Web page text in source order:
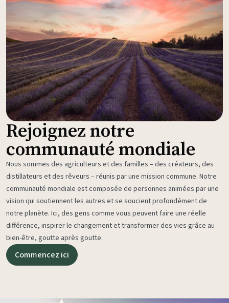
Rejoignez notre
communauté mondiale
Nous sommes des agriculteurs et des familles – des créateurs, des
distillateurs et des rêveurs – réunis par une mission commune. Notre
communauté mondiale est composée de personnes animées par une
vision qui soutiennent les autres et se soucient profondément de
notre planète. Ici, des gens comme vous peuvent faire une réelle
différence, inspirer le changement et transformer des vies grâce au
bien-être, goutte après goutte.
Commencez ici